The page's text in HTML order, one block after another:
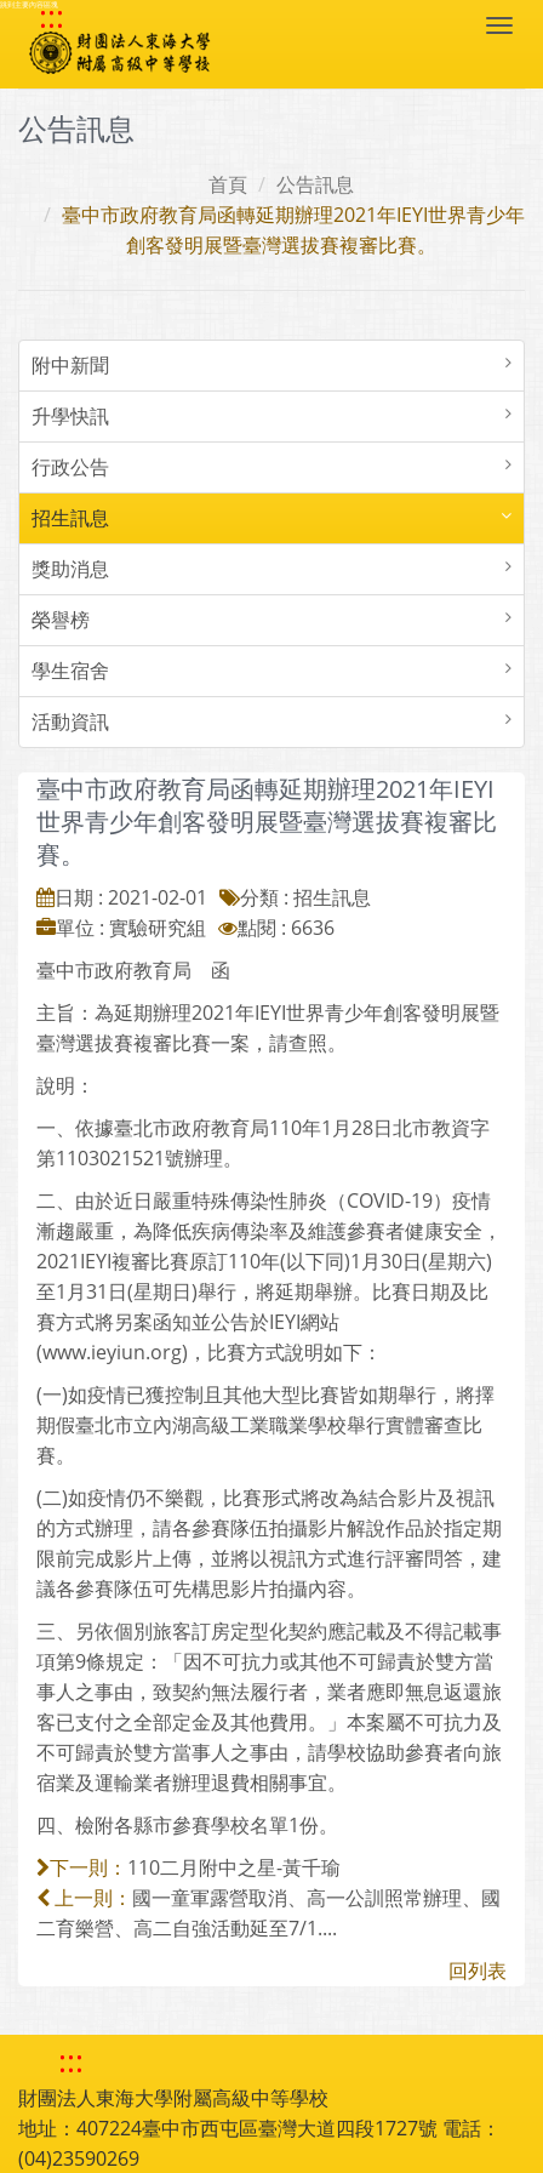
跳到主要內容區塊
:::
公告訊息
首頁
公告訊息
臺中市政府教育局函轉延期辦理2021年IEYI世界青少年
創客發明展暨臺灣選拔賽複審比賽。
附中新聞
升學快訊
行政公告
招生訊息
獎助消息
榮譽榜
學生宿舍
活動資訊
臺中市政府教育局函轉延期辦理2021年IEYI
世界青少年創客發明展暨臺灣選拔賽複審比
賽。
日期 : 2021-02-01
分類 : 招生訊息
單位 : 實驗研究組
點閱 : 6636
臺中市政府教育局 函
主旨：為延期辦理2021年IEYI世界青少年創客發明展暨
臺灣選拔賽複審比賽一案，請查照。
說明：
一、依據臺北市政府教育局110年1月28日北市教資字
第1103021521號辦理。
二、由於近日嚴重特殊傳染性肺炎（COVID-19）疫情
漸趨嚴重，為降低疾病傳染率及維護參賽者健康安全，
2021IEYI複審比賽原訂110年(以下同)1月30日(星期六)
至1月31日(星期日)舉行，將延期舉辦。比賽日期及比
賽方式將另案函知並公告於IEYI網站
(www.ieyiun.org)，比賽方式說明如下：
(一)如疫情已獲控制且其他大型比賽皆如期舉行，將擇
期假臺北市立內湖高級工業職業學校舉行實體審查比
賽。
(二)如疫情仍不樂觀，比賽形式將改為結合影片及視訊
的方式辦理，請各參賽隊伍拍攝影片解說作品於指定期
限前完成影片上傳，並將以視訊方式進行評審問答，建
議各參賽隊伍可先構思影片拍攝內容。
三、另依個別旅客訂房定型化契約應記載及不得記載事
項第9條規定：「因不可抗力或其他不可歸責於雙方當
事人之事由，致契約無法履行者，業者應即無息返還旅
客已支付之全部定金及其他費用。」本案屬不可抗力及
不可歸責於雙方當事人之事由，請學校協助參賽者向旅
宿業及運輸業者辦理退費相關事宜。
四、檢附各縣市參賽學校名單1份。
下一則： 110二月附中之星-黃千瑜
上一則： 國一童軍露營取消、高一公訓照常辦理、國
二育樂營、高二自強活動延至7/1....
回列表
:::
財團法人東海大學附屬高級中等學校
地址：407224臺中市西屯區臺灣大道四段1727號 電話：
(04)23590269